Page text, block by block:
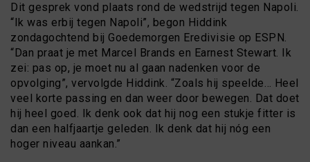
Dit gesprek vond plaats rond de wedstrijd tegen Napoli.
“Ik was erbij tegen Napoli”, begon Hiddink
zondagochtend bij Goedemorgen Eredivisie op ESPN.
“Dan praat je met Marcel Brands en Earnest Stewart. Ik
zei: pas op, je moet nu al gaan nadenken voor de
opvolging”, vervolgde Hiddink. “Zoals hij speelde… Heel
veel korte passing en dan weer door bewegen. Dat doet
hij heel goed. Ik denk ook dat hij nog een stukje fitter is
dan een halfjaartje geleden. Ik denk dat hij nóg een
hoger niveau aankan.”